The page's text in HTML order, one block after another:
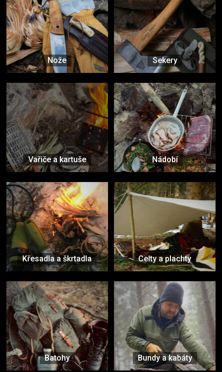
Nože Sekery
Vařiče a kartuše Nádobí
Křesadla a škrtadla Celty a plachty
Batohy Bundy a kabáty